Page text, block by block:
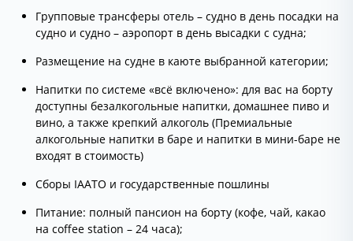
Групповые трансферы отель – судно в день посадки на
судно и судно – аэропорт в день высадки с судна;
Размещение на судне в каюте выбранной категории;
Напитки по системе «всё включено»: для вас на борту
доступны безалкогольные напитки, домашнее пиво и
вино, а также крепкий алкоголь (Премиальные
алкогольные напитки в баре и напитки в мини-баре не
входят в стоимость)
Сборы IAATO и государственные пошлины
Питание: полный пансион на борту (кофе, чай, какао
на coffee station – 24 часа);